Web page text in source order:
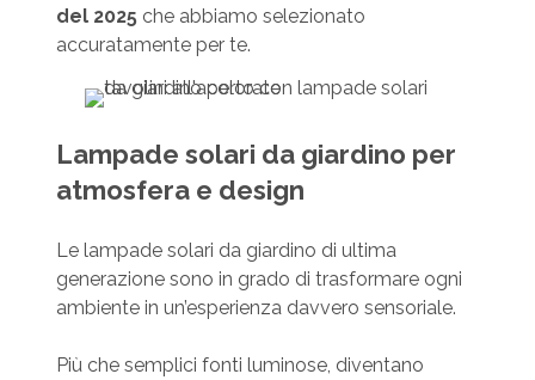
del 2025che abbiamo selezionato
accuratamente per te.
Lampade solari da giardino per
atmosfera e design
Le lampade solari da giardino di ultima
generazione sono in grado di trasformare ogni
ambiente in un’esperienza davvero sensoriale.
Più che semplici fonti luminose, diventano